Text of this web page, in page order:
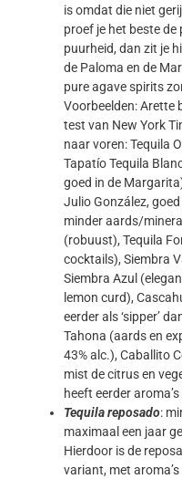
is omdat die niet
proef je het beste de
puurheid, dan zit je
de Paloma en de
pure agave spirits
Voorbeelden: Arette
test van New York
naar voren: Tequila
Tapatío Tequila
goed in de
Julio González,
minder aards/
(robuust), Tequila
cocktails), Siembra
Siembra Azul
lemon curd),
eerder als ‘sipper’
Tahona (aards en
43% alc.), Caballito
mist de citrus en
heeft eerder
Tequila reposado:
maximaal een jaar
Hierdoor is de
variant, met